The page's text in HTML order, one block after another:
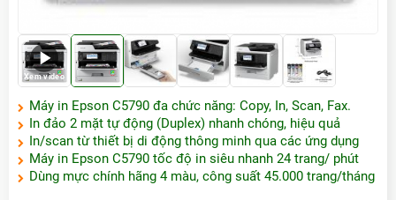
Xem video
Máy in Epson C5790 đa chức năng: Copy, In, Scan, Fax.
In đảo 2 mặt tự động (Duplex) nhanh chóng, hiệu quả
In/scan từ thiết bị di động thông minh qua các ứng dụng
Máy in Epson C5790 tốc độ in siêu nhanh 24 trang/ phút
Dùng mực chính hãng 4 màu, công suất 45.000 trang/tháng